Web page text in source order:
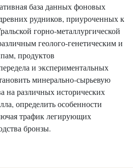
база данных фоновых
рудников, приуроченных к
горно-металлургической
геолого-генетическим и
продуктов
и экспериментальных
минерально-сырьевую
на различных исторических
определить особенности
трафик легирующих
бронзы.